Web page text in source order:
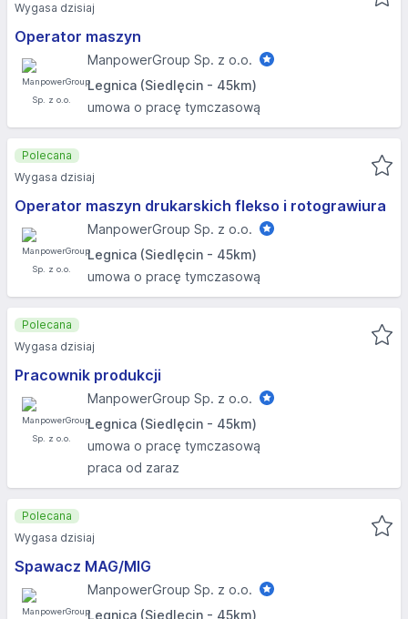
Operator maszyn
ManpowerGroup Sp. z o.o.
Legnica (Siedlęcin - 45km)
umowa o pracę tymczasową
Wygasa dzisiaj
Operator maszyn drukarskich flekso i rotograwiura
ManpowerGroup Sp. z o.o.
Legnica (Siedlęcin - 45km)
umowa o pracę tymczasową
Polecana
Wygasa dzisiaj
Pracownik produkcji
ManpowerGroup Sp. z o.o.
Legnica (Siedlęcin - 45km)
umowa o pracę tymczasową
praca od zaraz
Polecana
Wygasa dzisiaj
Spawacz MAG/MIG
ManpowerGroup Sp. z o.o.
Legnica (Siedlęcin - 45km)
Polecana
Wygasa dzisiaj